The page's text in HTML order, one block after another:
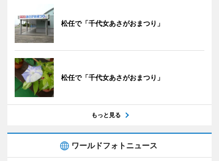
松任で「千代女あさがおまつり」
松任で「千代女あさがおまつり」
もっと見る
ワールドフォトニュース